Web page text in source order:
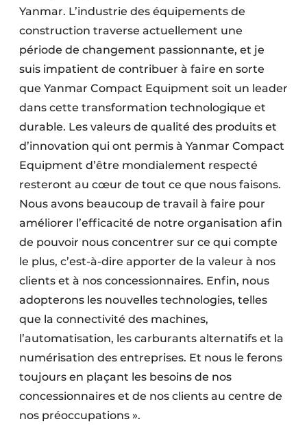
Yanmar. L’industrie des équipements de
construction traverse actuellement une
période de changement passionnante, et je
suis impatient de contribuer à faire en sorte
que Yanmar Compact Equipment soit un leader
dans cette transformation technologique et
durable. Les valeurs de qualité des produits et
d’innovation qui ont permis à Yanmar Compact
Equipment d’être mondialement respecté
resteront au cœur de tout ce que nous faisons.
Nous avons beaucoup de travail à faire pour
améliorer l’efficacité de notre organisation afin
de pouvoir nous concentrer sur ce qui compte
le plus, c’est-à-dire apporter de la valeur à nos
clients et à nos concessionnaires. Enfin, nous
adopterons les nouvelles technologies, telles
que la connectivité des machines,
l’automatisation, les carburants alternatifs et la
numérisation des entreprises. Et nous le ferons
toujours en plaçant les besoins de nos
concessionnaires et de nos clients au centre de
nos préoccupations ».